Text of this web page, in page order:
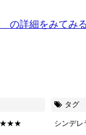
詳細をみてみる
★★★
タグ
シンデレ